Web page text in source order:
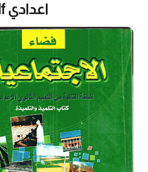
اعدادي pdf